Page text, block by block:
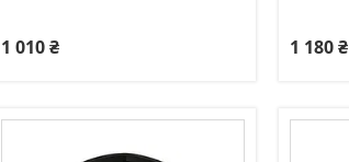
1 010 ₴ 1 180 ₴